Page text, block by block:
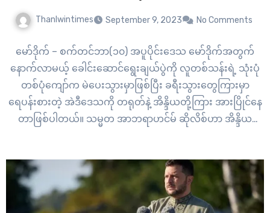
Thanlwintimes September 9, 2023 No Comments
မော်ဒိုက် – စက်တင်ဘာ(၁၀) အပူပိုင်းဒေသ မော်ဒိုက်အတွက်
နောက်လာမယ့် ခေါင်းဆောင်ရွေးချယ်ပွဲကို လူတစ်သန်းရဲ့ သုံးပုံ
တစ်ပုံကျော်က မဲပေးသွားမှာဖြစ်ပြီး ခရီးသွားတွေကြားမှာ
ရေပန်းစားတဲ့ အဲဒီဒေသကို တရုတ်နဲ့ အိန္ဒိယတို့ကြား အားပြိုင်နေ
တာဖြစ်ပါတယ်။ သမ္မတ အာဘရာဟင်မ် ဆိုလိစ်ဟာ အိန္ဒိယ
(အိန္ဒိယသာ ပထမ) မူဝါဒကို…